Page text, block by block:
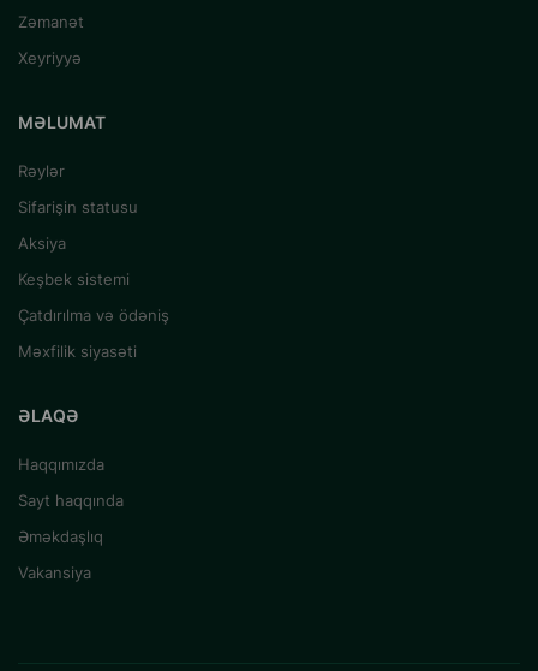
Zəmanət
Xeyriyyə
MƏLUMAT
Rəylər
Sifarişin statusu
Aksiya
Keşbek sistemi
Çatdırılma və ödəniş
Məxfilik siyasəti
ƏLAQƏ
Haqqımızda
Sayt haqqında
Əməkdaşlıq
Vakansiya